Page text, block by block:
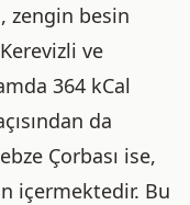
zengin besin
ve
364 kCal
da
Çorbası ise,
içermektedir. Bu